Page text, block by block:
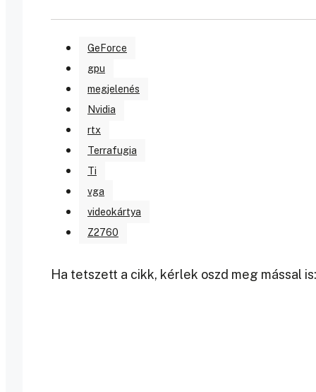
GeForce
gpu
megjelenés
Nvidia
rtx
Terrafugia
Ti
vga
videokártya
Z2760
Ha tetszett a cikk, kérlek oszd meg mással is: